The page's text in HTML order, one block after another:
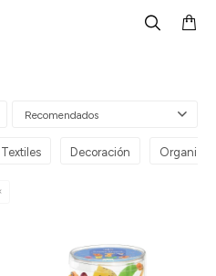
Recomendados
Textiles Decoración